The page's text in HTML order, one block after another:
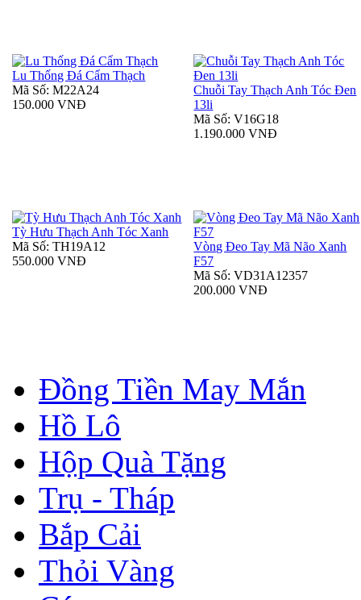
Lu Thống Đá Cẩm Thạch
Mã Số: M22A24
150.000 VNĐ
Chuỗi Tay Thạch Anh Tóc Đen
13li
Mã Số: V16G18
1.190.000 VNĐ
Tỳ Hưu Thạch Anh Tóc Xanh
Mã Số: TH19A12
550.000 VNĐ
Vòng Đeo Tay Mã Não Xanh
F57
Mã Số: VD31A12357
200.000 VNĐ
Đồng Tiền May Mắn
Hồ Lô
Hộp Quà Tặng
Trụ - Tháp
Bắp Cải
Thỏi Vàng